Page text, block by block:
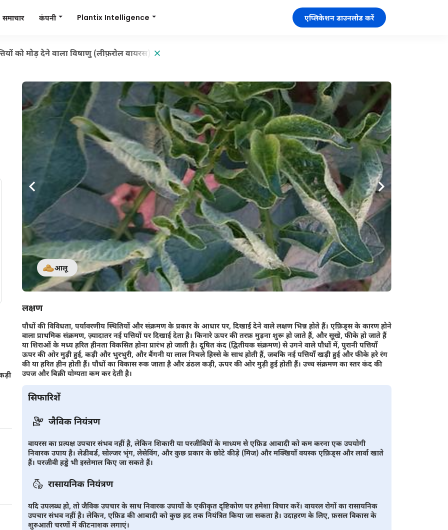
समाचार कंपनी Plantix Intelligence एप्लिकेशन डाउनलोड करें
को मोड़ देने वाला विषाणु (लीफ़रोल वायरस)
आलू
लक्षण
पौधों की विविधता, पर्यावरणीय स्थितियों और संक्रमण के प्रकार के आधार पर, दिखाई देने वाले लक्षण भिन्न होते हैं। एफ़िड्स के कारण होने
वाला प्राथमिक संक्रमण, ज़्यादातर नई पत्तियों पर दिखाई देता है। किनारे ऊपर की तरफ़ मुड़ना शुरू हो जाते हैं, और सूखे, फीके हो जाते हैं
या शिराओं के मध्य हरित हीनता विकसित होना प्रारंभ हो जाती है। दूषित कंद (द्वितीयक संक्रमण) से उगने वाले पौधों में, पुरानी पत्तियाँ
ऊपर की ओर मुड़ी हुई, कड़ी और भुरभुरी, और बैंगनी या लाल निचले हिस्से के साथ होती हैं, जबकि नई पत्तियाँ खड़ी हुई और फीके हरे रंग
की या हरित हीन होती हैं। पौधों का विकास रुक जाता है और डंठल कड़ी, ऊपर की ओर मुड़ी हुई होती हैं। उच्च संक्रमण का स्तर कंद की
उपज और बिक्री योग्यता कम कर देती है।
सिफारिशें
जैविक नियंत्रण
वायरस का प्रत्यक्ष उपचार संभव नहीं है, लेकिन शिकारी या परजीवियों के माध्यम से एफ़िड आबादी को कम करना एक उपयोगी
निवारक उपाय है। लेडीबर्ड, सोल्जर भृंग, लेसेविंग, और कुछ प्रकार के छोटे कीड़े (मिज) और मक्खियाँ वयस्क एफ़िड्स और लार्वा खाते
हैं। परजीवी हड्डे भी इस्तेमाल किए जा सकते हैं।
रासायनिक नियंत्रण
यदि उपलब्ध हो, तो जैविक उपचार के साथ निवारक उपायों के एकीकृत दृष्टिकोण पर हमेशा विचार करें। वायरल रोगों का रासायनिक
उपचार संभव नहीं है। लेकिन, एफ़िड की आबादी को कुछ हद तक नियंत्रित किया जा सकता है। उदाहरण के लिए, फ़सल विकास के
शुरुआती चरणों में कीटनाशक लगाएं।